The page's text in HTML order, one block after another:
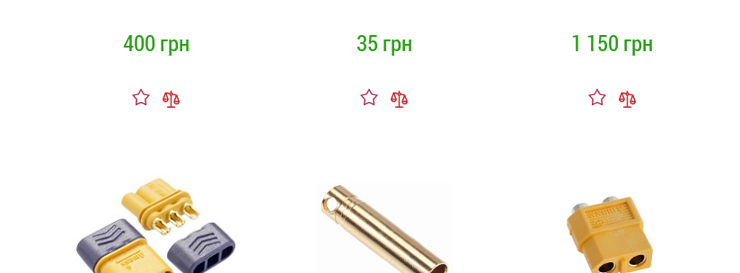
400 грн 35 грн 1 150 грн